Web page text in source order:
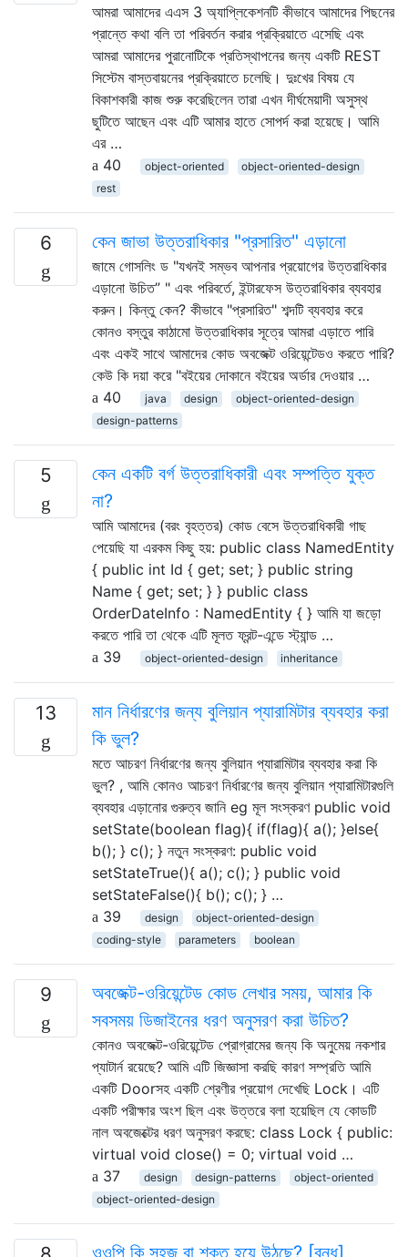
আমরা আমাদের এএস 3 অ্যাপ্লিকেশনটি কীভাবে আমাদের পিছনের
প্রান্তে কথা বলি তা পরিবর্তন করার প্রক্রিয়াতে এসেছি এবং
আমরা আমাদের পুরানোটিকে প্রতিস্থাপনের জন্য একটি REST
সিস্টেম বাস্তবায়নের প্রক্রিয়াতে চলেছি। দুঃখের বিষয় যে
বিকাশকারী কাজ শুরু করেছিলেন তারা এখন দীর্ঘমেয়াদী অসুস্থ
ছুটিতে আছেন এবং এটি আমার হাতে সোপর্দ করা হয়েছে। আমি
এর …
40
object-oriented
object-oriented-design
rest
6 কেন জাভা উত্তরাধিকার "প্রসারিত" এড়ানো
জামে গোসলিং ড "যখনই সম্ভব আপনার প্রয়োগের উত্তরাধিকার
এড়ানো উচিত” " এবং পরিবর্তে, ইন্টারফেস উত্তরাধিকার ব্যবহার
করুন। কিন্তু কেন? কীভাবে "প্রসারিত" শব্দটি ব্যবহার করে
কোনও বস্তুর কাঠামো উত্তরাধিকার সূত্রে আমরা এড়াতে পারি
এবং একই সাথে আমাদের কোড অবজেক্ট ওরিয়েন্টেডও করতে পারি?
কেউ কি দয়া করে "বইয়ের দোকানে বইয়ের অর্ডার দেওয়ার …
40
java design
object-oriented-design
design-patterns
5
কেন একটি বর্গ উত্তরাধিকারী এবং সম্পত্তি যুক্ত
না?
আমি আমাদের (বরং বৃহত্তর) কোড বেসে উত্তরাধিকারী গাছ
পেয়েছি যা এরকম কিছু হয়: public class NamedEntity
{ public int Id { get; set; } public string
Name { get; set; } } public class
OrderDateInfo : NamedEntity { } আমি যা জড়ো
করতে পারি তা থেকে এটি মূলত ফ্রন্ট-এন্ডে স্ট্যান্ড …
39
object-oriented-design inheritance
13
মান নির্ধারণের জন্য বুলিয়ান প্যারামিটার ব্যবহার করা
কি ভুল?
মতে আচরণ নির্ধারণের জন্য বুলিয়ান প্যারামিটার ব্যবহার করা কি
ভুল? , আমি কোনও আচরণ নির্ধারণের জন্য বুলিয়ান প্যারামিটারগুলি
ব্যবহার এড়ানোর গুরুত্ব জানি eg মূল সংস্করণ public void
setState(boolean flag){ if(flag){ a(); }else{
b(); } c(); } নতুন সংস্করণ: public void
setStateTrue(){ a(); c(); } public void
setStateFalse(){ b(); c(); } …
39
design
object-oriented-design
coding-style
parameters boolean
9
অবজেক্ট-ওরিয়েন্টেড কোড লেখার সময়, আমার কি
সবসময় ডিজাইনের ধরণ অনুসরণ করা উচিত?
কোনও অবজেক্ট-ওরিয়েন্টেড প্রোগ্রামের জন্য কি অনুমেয় নকশার
প্যাটার্ন রয়েছে? আমি এটি জিজ্ঞাসা করছি কারণ সম্প্রতি আমি
একটি Doorসহ একটি শ্রেণীর প্রয়োগ দেখেছি Lock। এটি
একটি পরীক্ষার অংশ ছিল এবং উত্তরে বলা হয়েছিল যে কোডটি
নাল অবজেক্টের ধরণ অনুসরণ করছে: class Lock { public:
virtual void close() = 0; virtual void …
37
design design-patterns
object-oriented
object-oriented-design
ওওপি কি সহজ বা শক্ত হয়ে উঠছে? [বন্ধ]